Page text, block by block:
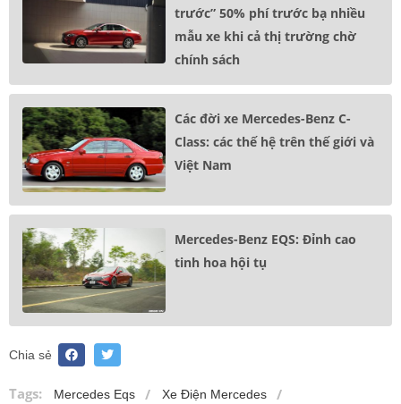
trước” 50% phí trước bạ nhiều
mẫu xe khi cả thị trường chờ
chính sách
Các đời xe Mercedes-Benz C-
Class: các thế hệ trên thế giới và
Việt Nam
Mercedes-Benz EQS: Đỉnh cao
tinh hoa hội tụ
Chia sẻ
Tags: Mercedes Eqs
Xe Điện Mercedes